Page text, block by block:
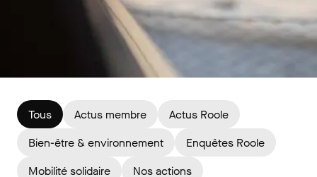
Tous Actus membre
Actus Roole
Bien-être & environnement
Enquêtes Roole
Mobilité solidaire
Nos actions